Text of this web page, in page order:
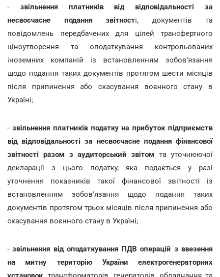
- звільнення платників від відповідальності за
несвоєчасне подання звітності, документів та
повідомлень передбачених для цілей трансфертного
ціноутворення та оподаткування контрольованих
іноземних компаній із встановленням зобов'язання
щодо подання таких документів протягом шести місяців
після припинення або скасування воєнного стану в
Україні;
- звільнення платників податку на прибуток підприємств
від відповідальності за несвоєчасне подання фінансової
звітності разом з аудиторський звітом та уточнюючої
декларації з цього податку, яка подається у разі
уточнення показників такої фінансової звітності із
встановленням зобов'язання щодо подання таких
документів протягом трьох місяців після припинення або
скасування воєнного стану в Україні;
-звільнення від оподаткування ПДВ операцій з ввезення
на митну територію України електрогенераторних